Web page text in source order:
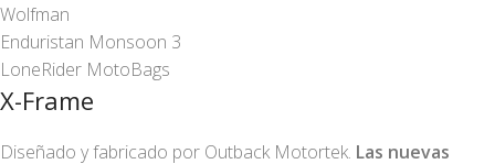
Wolfman
Enduristan Monsoon 3
LoneRider MotoBags
X-Frame
Diseñado y fabricado por Outback Motortek. Las nuevas